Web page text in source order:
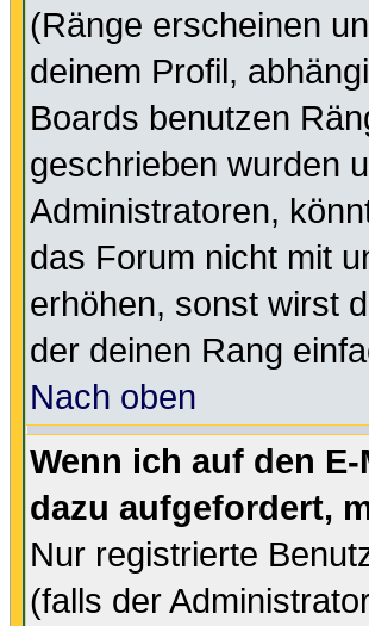
(Ränge erscheinen
deinem Profil,
Boards benutzen
geschrieben wurden
Administratoren,
das Forum nicht mit
erhöhen, sonst wirst
der deinen Rang
Nach oben
Wenn ich auf den
dazu aufgefordert,
Nur registrierte
(falls der